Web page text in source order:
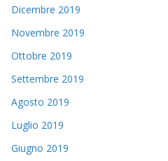
Dicembre 2019
Novembre 2019
Ottobre 2019
Settembre 2019
Agosto 2019
Luglio 2019
Giugno 2019